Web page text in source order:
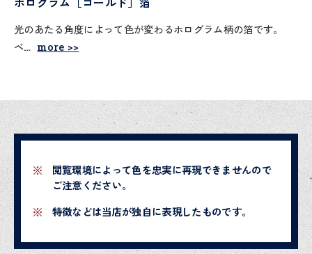
光のあたる角度によって色が変わるホログラム柄の箔です。
ベ… more >>
閲覧環境によって色を忠実に再現できませんので
ご注意ください。
特徴などは当店が独自に表現したものです。